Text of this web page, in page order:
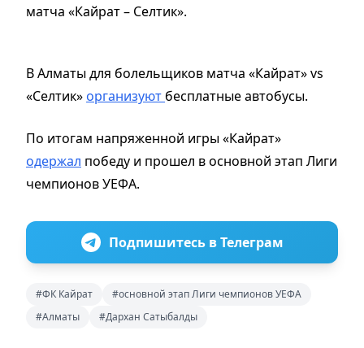
матча «Кайрат – Селтик».
В Алматы для болельщиков матча «Кайрат» vs
«Селтик» организуют бесплатные автобусы.
По итогам напряженной игры «Кайрат»
одержал победу и прошел в основной этап Лиги
чемпионов УЕФА.
Подпишитесь в Телеграм
#ФК Кайрат
#основной этап Лиги чемпионов УЕФА
#Алматы
#Дархан Сатыбалды